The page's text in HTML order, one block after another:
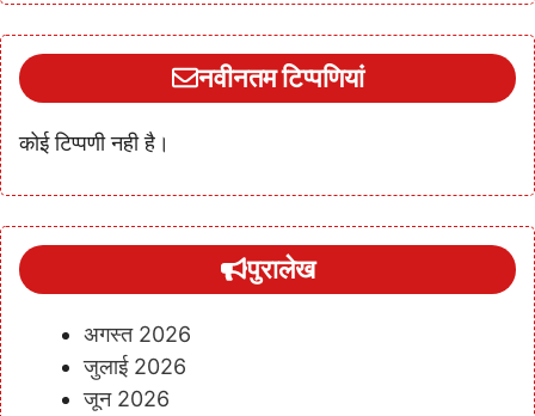
नवीनतम टिप्पणियां
कोई टिप्पणी नही है।
पुरालेख
अगस्त 2026
जुलाई 2026
जून 2026